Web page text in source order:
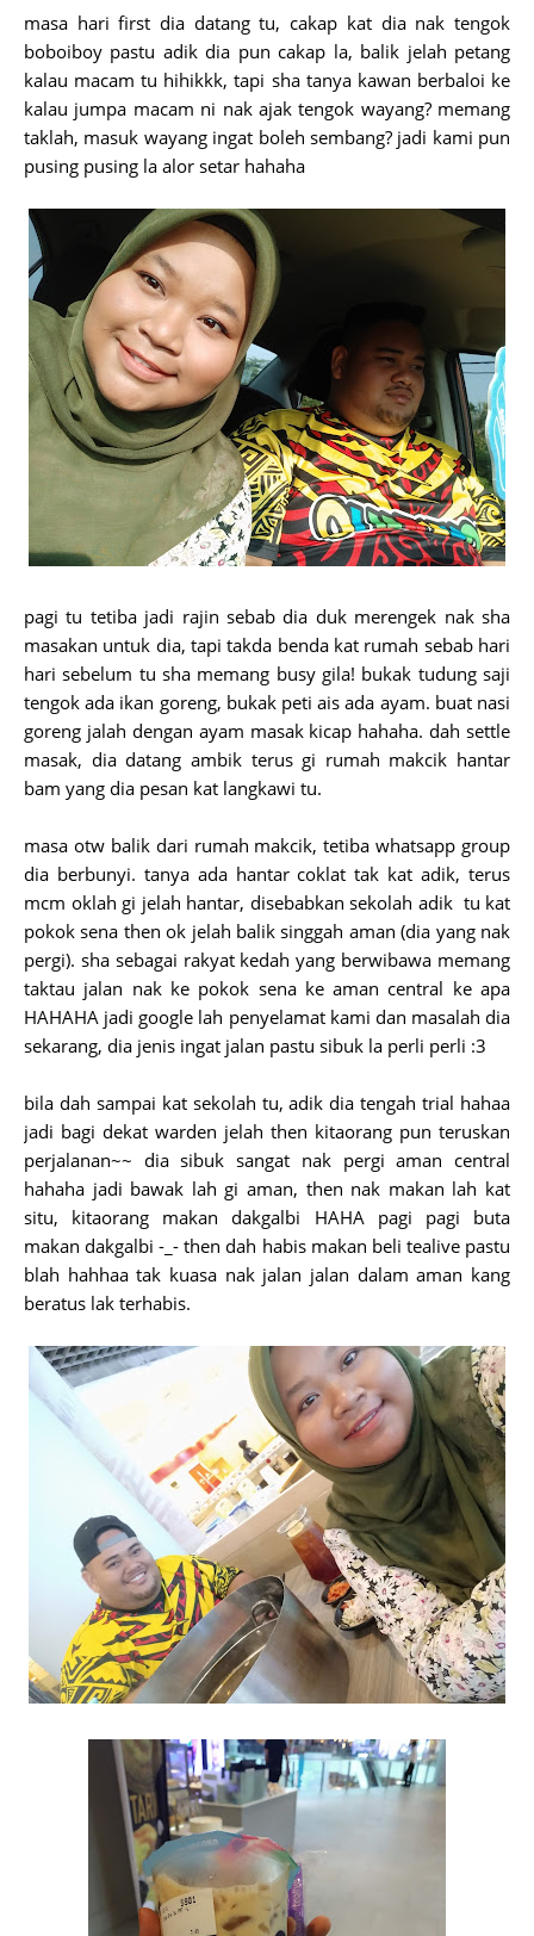
masa hari first dia datang tu, cakap kat dia nak tengok
boboiboy pastu adik dia pun cakap la, balik jelah petang
kalau macam tu hihikkk, tapi sha tanya kawan berbaloi ke
kalau jumpa macam ni nak ajak tengok wayang? memang
taklah, masuk wayang ingat boleh sembang? jadi kami pun
pusing pusing la alor setar hahaha
pagi tu tetiba jadi rajin sebab dia duk merengek nak sha
masakan untuk dia, tapi takda benda kat rumah sebab hari
hari sebelum tu sha memang busy gila! bukak tudung saji
tengok ada ikan goreng, bukak peti ais ada ayam. buat nasi
goreng jalah dengan ayam masak kicap hahaha. dah settle
masak, dia datang ambik terus gi rumah makcik hantar
bam yang dia pesan kat langkawi tu.
masa otw balik dari rumah makcik, tetiba whatsapp group
dia berbunyi. tanya ada hantar coklat tak kat adik, terus
mcm oklah gi jelah hantar, disebabkan sekolah adik tu kat
pokok sena then ok jelah balik singgah aman (dia yang nak
pergi). sha sebagai rakyat kedah yang berwibawa memang
taktau jalan nak ke pokok sena ke aman central ke apa
HAHAHA jadi google lah penyelamat kami dan masalah dia
sekarang, dia jenis ingat jalan pastu sibuk la perli perli :3
bila dah sampai kat sekolah tu, adik dia tengah trial hahaa
jadi bagi dekat warden jelah then kitaorang pun teruskan
perjalanan~~ dia sibuk sangat nak pergi aman central
hahaha jadi bawak lah gi aman, then nak makan lah kat
situ, kitaorang makan dakgalbi HAHA pagi pagi buta
makan dakgalbi -_- then dah habis makan beli tealive pastu
blah hahhaa tak kuasa nak jalan jalan dalam aman kang
beratus lak terhabis.